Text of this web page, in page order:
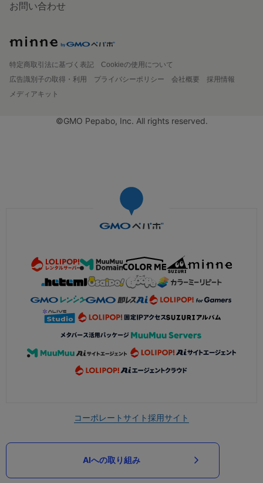
お問い合わせ
特定商取引法に基づく表記
Cookieの使用について
広告識別子の取得・利用
プライバシーポリシー 会社概要
採用情報
メディアキット
©GMO Pepabo, Inc. All rights reserved.
コーポレートサイト採用サイト
AIへの取り組み